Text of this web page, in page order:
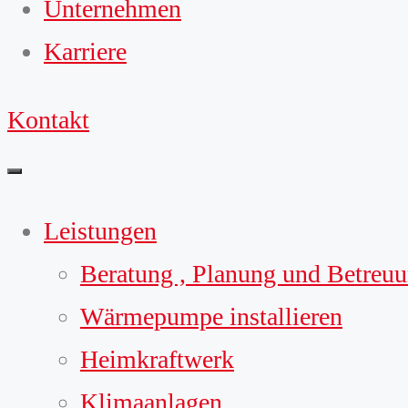
Unternehmen
Karriere
Kontakt
Leistungen
Beratung , Planung und
Wärmepumpe installieren
Heimkraftwerk
Klimaanlagen